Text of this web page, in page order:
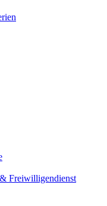
Freiwilligendienst